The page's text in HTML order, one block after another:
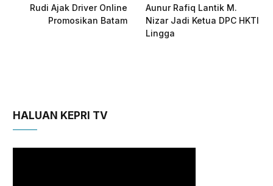
Rudi Ajak Driver Online
Promosikan Batam
Aunur Rafiq Lantik M.
Nizar Jadi Ketua DPC HKTI
Lingga
HALUAN KEPRI TV